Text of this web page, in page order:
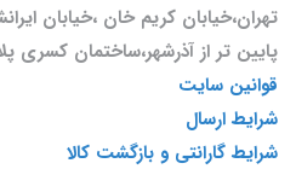
تهران،خیابان کریم خان ،خیابان
پایین تر از آذرشهر،ساختمان کسری پلاک
قوانین سایت
شرایط ارسال
شرایط گارانتی و بازگشت کالا